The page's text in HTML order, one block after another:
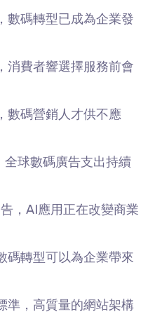
數碼轉型已成為企業發
消費者響選擇服務前會
數碼營銷人才供不應
全球數碼廣告支出持續
，AI應用正在改變商業
碼轉型可以為企業帶來
準，高質量的網站架構